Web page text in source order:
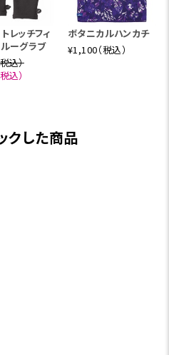
レッチフィ
ーグラブ
込）
込）
ボタニカルハンカチ
¥1,100（税込）
クした商品